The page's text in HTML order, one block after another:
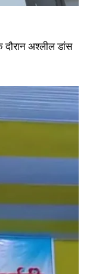
दौरान अश्लील डांस